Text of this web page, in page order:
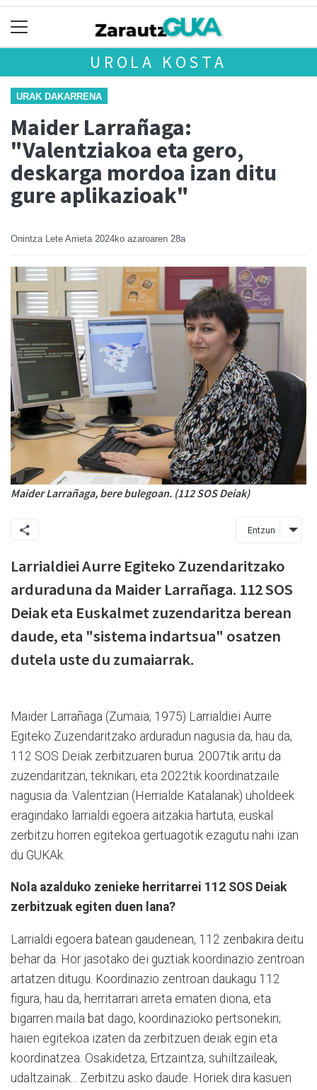
UROLA KOSTA
URAK DAKARRENA
Maider Larrañaga:
"Valentziakoa eta gero,
deskarga mordoa izan ditu
gure aplikazioak"
Onintza Lete Arrieta 2024ko azaroaren 28a
Maider Larrañaga, bere bulegoan. (112 SOS Deiak)
Entzun
Larrialdiei Aurre Egiteko Zuzendaritzako
arduraduna da Maider Larrañaga. 112 SOS
Deiak eta Euskalmet zuzendaritza berean
daude, eta "sistema indartsua" osatzen
dutela uste du zumaiarrak.
Maider Larrañaga (Zumaia, 1975) Larrialdiei Aurre
Egiteko Zuzendaritzako arduradun nagusia da, hau da,
112 SOS Deiak zerbitzuaren burua. 2007tik aritu da
zuzendaritzan, teknikari, eta 2022tik koordinatzaile
nagusia da. Valentzian (Herrialde Katalanak) uholdeek
eragindako larrialdi egoera aitzakia hartuta, euskal
zerbitzu horren egitekoa gertuagotik ezagutu nahi izan
du GUKAk.
Nola azalduko zenieke herritarrei 112 SOS Deiak
zerbitzuak egiten duen lana?
Larrialdi egoera batean gaudenean, 112 zenbakira deitu
behar da. Hor jasotako dei guztiak koordinazio zentroan
artatzen ditugu. Koordinazio zentroan daukagu 112
figura, hau da, herritarrari arreta ematen diona, eta
bigarren maila bat dago, koordinazioko pertsonekin;
haien egitekoa izaten da zerbitzuen deiak egin eta
koordinatzea. Osakidetza, Ertzaintza, suhiltzaileak,
udaltzainak... Zerbitzu asko daude. Horiek dira kasuen